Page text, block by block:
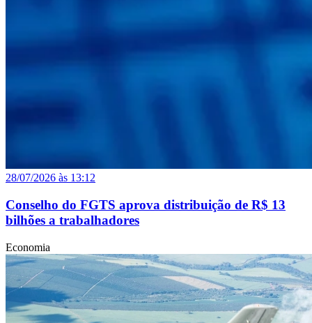
28/07/2026 às 13:12
Conselho do FGTS aprova distribuição de R$ 13
bilhões a trabalhadores
Economia